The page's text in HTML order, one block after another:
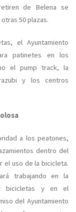
de Belena se
50 plazas.
el Ayuntamiento
patinetes en los
el pump track, la
y los centros
a los peatones,
dentro del
el uso de la bicicleta.
trabajando en la
bicicletas y en el
del Ayuntamiento